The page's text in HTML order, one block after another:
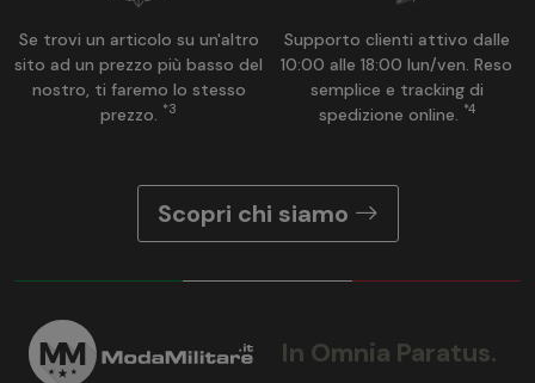
Se trovi un articolo su un'altro
sito ad un prezzo più basso del
nostro, ti faremo lo stesso
prezzo. *3
Supporto clienti attivo dalle
10:00 alle 18:00 lun/ven. Reso
semplice e tracking di
spedizione online. *4
Scopri chi siamo
In Omnia Paratus.